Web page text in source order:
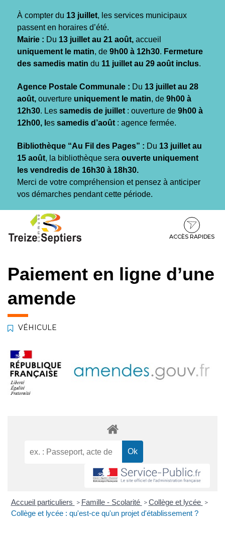
À compter du 13 juillet, les services municipaux
passent en horaires d’été.
Mairie : Du 13 juillet au 21 août, accueil
uniquement le matin, de 9h00 à 12h30. Fermeture
des samedis matin du 11 juillet au 29 août inclus.
Agence Postale Communale : Du 13 juillet au 28
août, ouverture uniquement le matin, de 9h00 à
12h30. Les samedis de juillet : ouverture de 9h00 à
12h00, l es samedis d’août : agence fermée.
Bibliothèque “Au Fil des Pages” : Du 13 juillet au
15 août, la bibliothèque sera ouverte uniquement
les vendredis de 16h30 à 18h30.
Merci de votre compréhension et pensez à anticiper
vos démarches pendant cette période.
contenu
pied
ACCÈS RAPIDES
Paiement en ligne d’une
amende
VÉHICULE
Accueil particuliers > Famille - Scolarité > Collège et lycée >
Collège et lycée : qu'est-ce qu'un projet d'établissement ?